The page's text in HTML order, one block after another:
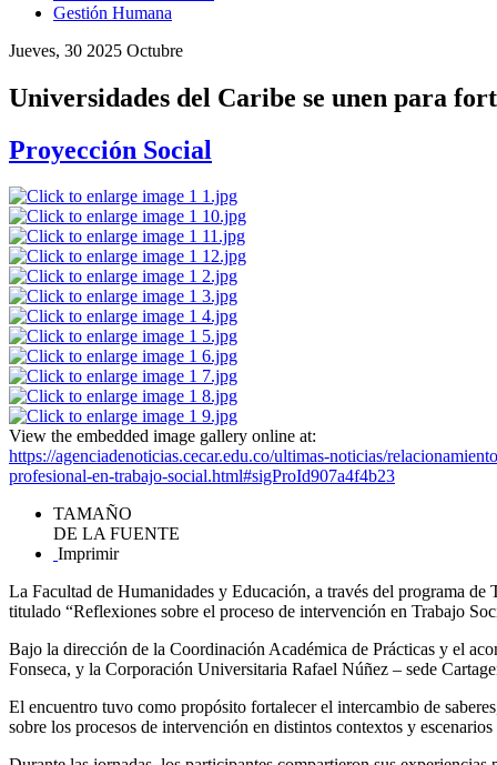
Gestión Humana
Jueves, 30 2025 Octubre
Universidades del Caribe se unen para
Proyección Social
View the embedded image gallery online at:
https://agenciadenoticias.cecar.edu.co/ultimas-noticias/
profesional-en-trabajo-social.html#sigProId907a4f4b23
TAMAÑO
DE LA FUENTE
Imprimir
La Facultad de Humanidades y Educación, a través del programa
titulado “Reflexiones sobre el proceso de intervención en Trabajo
Bajo la dirección de la Coordinación Académica de Prácticas y el
Fonseca, y la Corporación Universitaria Rafael Núñez – sede
El encuentro tuvo como propósito fortalecer el intercambio de
sobre los procesos de intervención en distintos contextos y